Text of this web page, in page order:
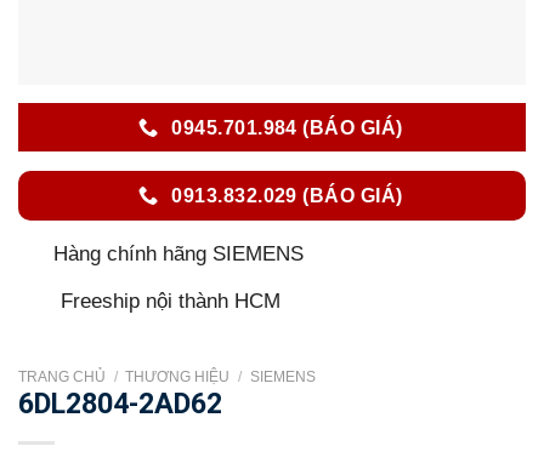
0945.701.984 (BÁO GIÁ)
0913.832.029 (BÁO GIÁ)
Hàng chính hãng SIEMENS
Freeship nội thành HCM
TRANG CHỦ / THƯƠNG HIỆU / SIEMENS
6DL2804-2AD62